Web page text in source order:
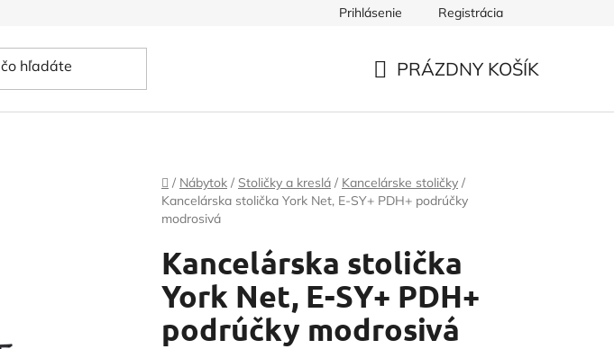
Prihlásenie Registrácia
PRÁZDNY KOŠÍK
Domov
/ Nábytok / Stoličky a kreslá / Kancelárske stoličky /
Kancelárska stolička York Net, E-SY+ PDH+ podrúčky
modrosivá
Kancelárska stolička
York Net, E-SY+ PDH+
podrúčky modrosivá